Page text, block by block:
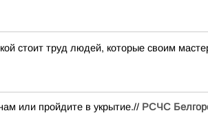
стоит труд людей, которые своим
или пройдите в укрытие.// РСЧС